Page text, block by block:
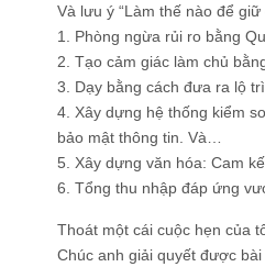
Và lưu ý “Làm thế nào để giữ
1. Phòng ngừa rủi ro bằng
2. Tạo cảm giác làm chủ
3. Dạy bằng cách đưa ra lộ
4. Xây dựng hệ thống kiểm
bảo mật thông tin. Và…
5. Xây dựng văn hóa: Cam
6. Tổng thu nhập đáp ứng
Thoát một cái cuộc hẹn của
Chúc anh giải quyết được bài